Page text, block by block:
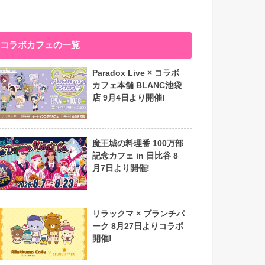
コラボカフェの一覧
Paradox Live × コラボ
カフェ本舗 BLANC池袋
店 9月4日より開催!
魔王城の料理番 100万部
記念カフェ in 日比谷 8
月7日より開催!
リラックマ × ブランチパ
ーク 8月27日よりコラボ
開催!